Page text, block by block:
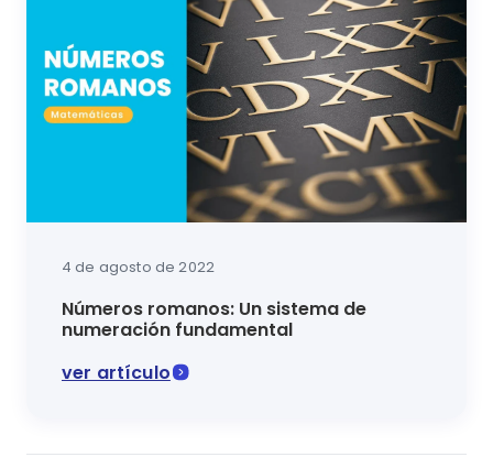
4 de agosto de 2022
Números romanos: Un sistema de
numeración fundamental
ver artículo